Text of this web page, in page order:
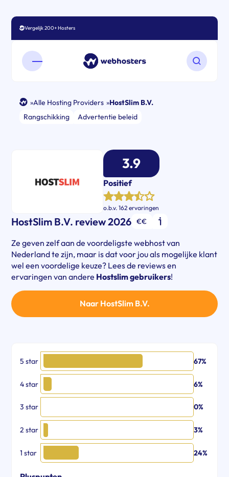
Vergelijk 200+ Hosters
Open mobiel menu Zoeken
»Alle Hosting Providers »HostSlim B.V.
Rangschikking
Advertentie beleid
HostSlim B.V. review 2026 €€
Ze geven zelf aan de voordeligste webhost van
Nederland te zijn, maar is dat voor jou als mogelijke klant
wel een voordelige keuze? Lees de reviews en
ervaringen van andere Hostslim gebruikers!
Positief
o.b.v. 162 ervaringen
3.9
Naar HostSlim B.V.
5 star 67%
4 star 6%
3 star 0%
2 star 3%
1 star 24%